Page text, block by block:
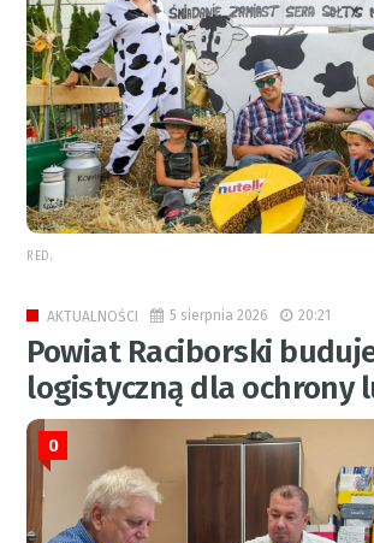
RED.
AKTUALNOŚCI 5 sierpnia 2026 20:21
Powiat Raciborski
logistyczną dla ochrony
0